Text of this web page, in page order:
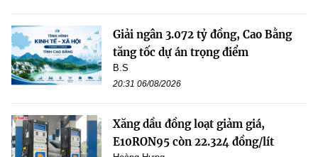
Giải ngân 3.072 tỷ đồng, Cao Bằng
tăng tốc dự án trọng điểm
B.S
20:31 06/08/2026
Xăng dầu đồng loạt giảm giá,
E10RON95 còn 22.324 đồng/lít